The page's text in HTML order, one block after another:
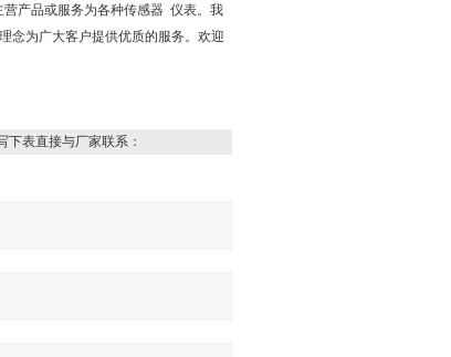
产品或服务为各种传感器 仪表。我
念为广大客户提供优质的服务。欢迎
下表直接与厂家联系：